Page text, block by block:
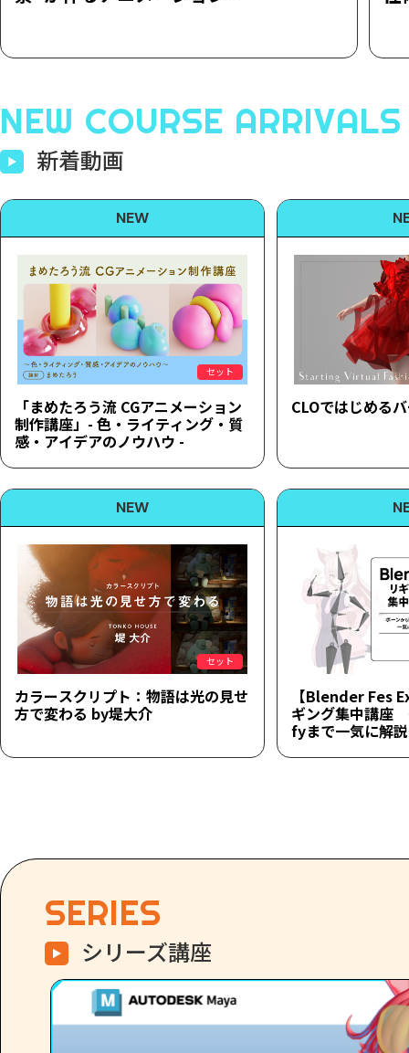
NEW COURSE ARRIVALS
新着動画
セット
「まめたろう流 CGアニメーション
制作講座」- 色・ライティング・質
感・アイデアのノウハウ -
CLOではじめる
セット
カラースクリプト：物語は光の見せ
方で変わる by堤大介
【Blender Fes
ギング集中講座
fyまで一気に解
SERIES
シリーズ講座